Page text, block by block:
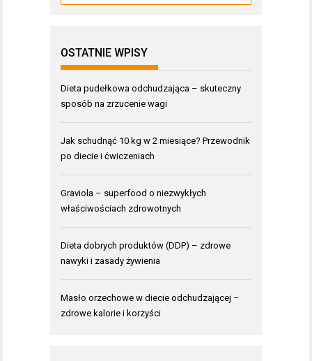
OSTATNIE WPISY
Dieta pudełkowa odchudzająca – skuteczny
sposób na zrzucenie wagi
Jak schudnąć 10 kg w 2 miesiące? Przewodnik
po diecie i ćwiczeniach
Graviola – superfood o niezwykłych
właściwościach zdrowotnych
Dieta dobrych produktów (DDP) – zdrowe
nawyki i zasady żywienia
Masło orzechowe w diecie odchudzającej –
zdrowe kalorie i korzyści